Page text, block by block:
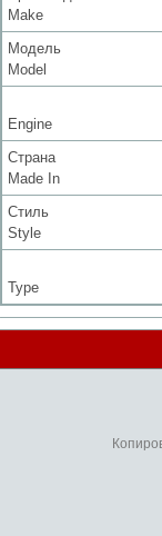
Make
Модель
Model
Engine
Страна
Made In
Стиль
Style
Type